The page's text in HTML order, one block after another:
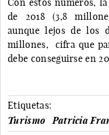
de 2018 (3,8
aunque lejos de los
millones, cifra que
debe conseguirse en
Etiquetas:
Turismo
Patricia